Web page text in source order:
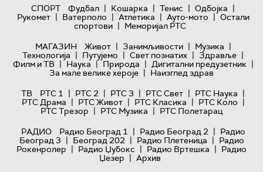
СПОРТ
Фудбал | Кошарка | Тенис | Одбојка |
Рукомет | Ватерполо | Атлетика | Ауто-мото | Остали
спортови | Меморијал РТС
МАГАЗИН
Живот | Занимљивости | Музика |
Технологијa | Путујемо | Свет познатих | Здравље |
Филм и ТВ | Наука | Природа | Дигитални предузетник |
За мале велике хероје | Наизглед здрав
ТВ
РТС 1 | РТС 2 | РТС 3 | РТС Свет | РТС Наука |
РТС Драма | РТС Живот | РТС Класика | РТС Коло |
РТС Трезор | РТС Музика | РТС Полетарац
РАДИО
Радио Београд 1 | Радио Београд 2 | Радио
Београд 3 | Београд 202 | Радио Плетеница | Радио
Рокенролер | Радио Џубокс | Радио Вртешка | Радио
Џезер | Архив